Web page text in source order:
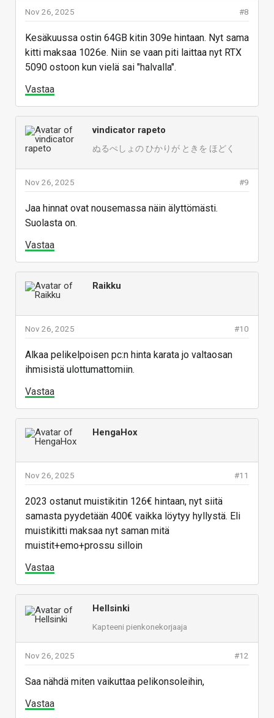
#8
Nov 26, 2025
Kesäkuussa ostin 64GB kitin 309e hintaan. Nyt sama
kitti maksaa 1026e. Niin se vaan piti laittaa nyt RTX
5090 ostoon kun vielä sai "halvalla".
Vastaa
vindicator rapeto
ぬるぺしょの ひかりが ときを ほどく
#9
Nov 26, 2025
Jaa hinnat ovat nousemassa näin älyttömästi.
Suolasta on.
Vastaa
Raikku
#10
Nov 26, 2025
Alkaa pelikelpoisen pc:n hinta karata jo valtaosan
ihmisistä ulottumattomiin.
Vastaa
HengaHox
#11
Nov 26, 2025
2023 ostanut muistikitin 126€ hintaan, nyt siitä
samasta pyydetään 400€ vaikka löytyy hyllystä. Eli
muistikitti maksaa nyt saman mitä
muistit+emo+prossu silloin
Vastaa
Hellsinki
Kapteeni pienkonekorjaaja
#12
Nov 26, 2025
Saa nähdä miten vaikuttaa pelikonsoleihin,
Vastaa